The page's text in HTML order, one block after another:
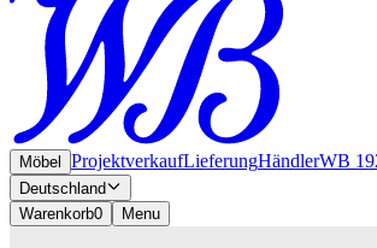
Möbel ProjektverkaufLieferungHändlerWB
Deutschland
Warenkorb0 Menu